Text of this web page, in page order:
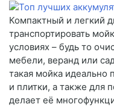
Компактный и легкий
транспортировать
условиях – будь то
мебели, веранд или
такая мойка идеально
и плитки, а также для
делает её